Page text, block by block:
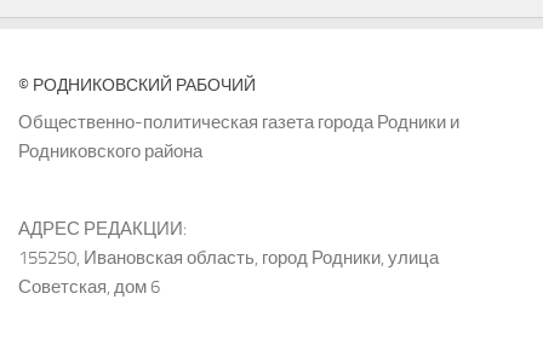
© РОДНИКОВСКИЙ РАБОЧИЙ
Общественно-политическая газета города Родники и
Родниковского района
АДРЕС РЕДАКЦИИ:
155250, Ивановская область, город Родники, улица
Советская, дом 6